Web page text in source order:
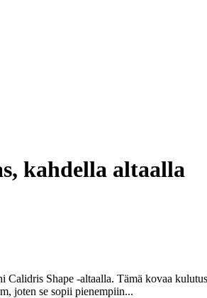
kahdella altaalla
Calidris Shape -altaalla. Tämä kovaa
joten se sopii pienempiin...